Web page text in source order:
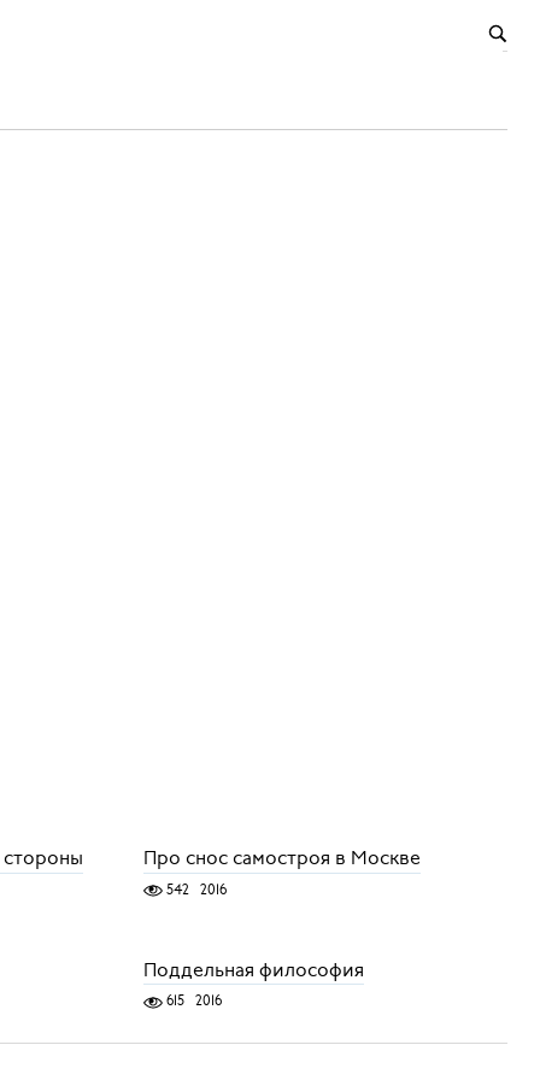
стороны Про снос самостроя в Москве
542 2016
Поддельная философия
615 2016